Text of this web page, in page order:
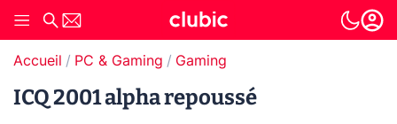
Accueil PC & Gaming Gaming
ICQ 2001 alpha repoussé